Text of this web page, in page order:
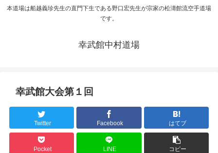
本道場は船越義珍先生の直門下生である野口宏先生が宗家の松濤館流空手道場
です。
幸武館中村道場
幸武館大会第１回
Twitter Facebook はてブ
Pocket LINE コピー